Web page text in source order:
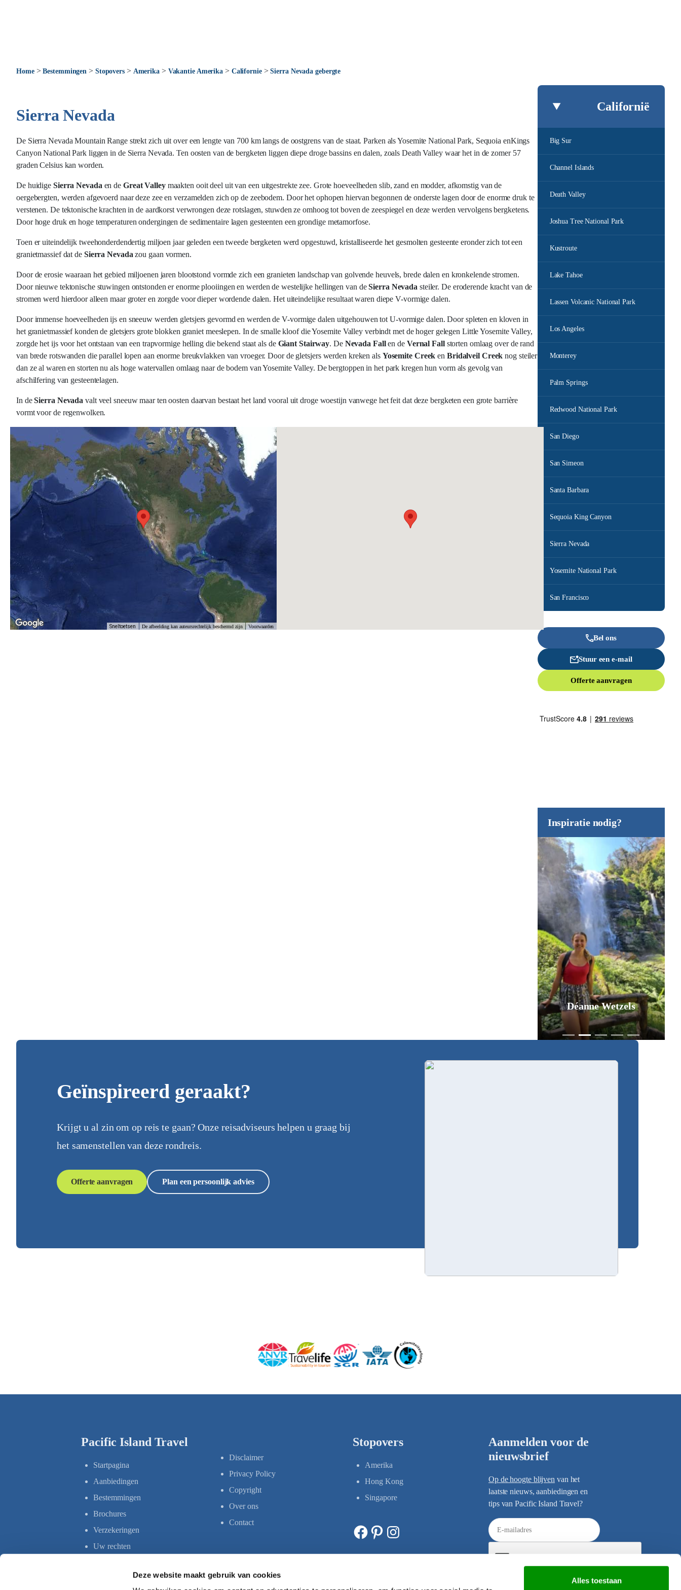
Deze website maakt gebruik van cookies
Alles toestaan
Home>Bestemmingen > Stopovers> Amerika> Vakantie Amerika > Californie>Sierra Nevada gebergte
Californië
Big Sur
Channel Islands
Death Valley
Joshua Tree National Park
Kustroute
Lake Tahoe
Lassen Volcanic National Park
Los Angeles
Monterey
Palm Springs
Redwood National Park
San Diego
San Simeon
Santa Barbara
Sequoia King Canyon
Sierra Nevada
Yosemite National Park
San Francisco
Bel ons
Stuur een e-mail
Offerte aanvragen
Inspiratie nodig?
Déanne Wetzels
Sierra Nevada
De Sierra Nevada Mountain Range strekt zich uit over een lengte van 700 km langs de oostgrens van de staat. Parken als Yosemite National Park, Sequoia enKings
Canyon National Park liggen in de Sierra Nevada. Ten oosten van de bergketen liggen diepe droge bassins en dalen, zoals Death Valley waar het in de zomer 57
graden Celsius kan worden.
De huidige Sierra Nevada en de Great Valleymaakten ooit deel uit van een uitgestrekte zee. Grote hoeveelheden slib, zand en modder, afkomstig van de
oergebergten, werden afgevoerd naar deze zee en verzamelden zich op de zeebodem. Door het ophopen hiervan begonnen de onderste lagen door de enorme druk te
verstenen. De tektonische krachten in de aardkorst verwrongen deze rotslagen, stuwden ze omhoog tot boven de zeespiegel en deze werden vervolgens bergketens.
Door hoge druk en hoge temperaturen ondergingen de sedimentaire lagen gesteenten een grondige metamorfose.
Toen er uiteindelijk tweehonderdendertig miljoen jaar geleden een tweede bergketen werd opgestuwd, kristalliseerde het gesmolten gesteente eronder zich tot een
granietmassief dat deSierra Nevada zou gaan vormen.
Door de erosie waaraan het gebied miljoenen jaren blootstond vormde zich een granieten landschap van golvende heuvels, brede dalen en kronkelende stromen.
Door nieuwe tektonische stuwingen ontstonden er enorme plooiingen en werden de westelijke hellingen van deSierra Nevada steiler. De eroderende kracht van de
stromen werd hierdoor alleen maar groter en zorgde voor dieper wordende dalen. Het uiteindelijke resultaat waren diepe V-vormige dalen.
Door immense hoeveelheden ijs en sneeuw werden gletsjers gevormd en werden de V-vormige dalen uitgehouwen tot U-vormige dalen. Door spleten en kloven in
het granietmassief konden de gletsjers grote blokken graniet meeslepen. In de smalle kloof die Yosemite Valley verbindt met de hoger gelegen Little Yosemite Valley,
zorgde het ijs voor het ontstaan van een trapvormige helling die bekend staat als de Giant Stairway. De Nevada Fallen de Vernal Fallstorten omlaag over de rand
van brede rotswanden die parallel lopen aan enorme breukvlakken van vroeger. Door de gletsjers werden kreken als Yosemite Creek en Bridalveil Creeknog steiler
dan ze al waren en storten nu als hoge watervallen omlaag naar de bodem van Yosemite Valley. De bergtoppen in het park kregen hun vorm als gevolg van
afschilfering van gesteentelagen.
In deSierra Nevada valt veel sneeuw maar ten oosten daarvan bestaat het land vooral uit droge woestijn vanwege het feit dat deze bergketen een grote barrière
vormt voor de regenwolken.
Sneltoetsen De afbeelding kan auteursrechtelijk beschermd zijn Voorwaarden
Geïnspireerd geraakt?
Krijgt u al zin om op reis te gaan? Onze reisadviseurs helpen u graag bij
het samenstellen van deze rondreis.
Offerte aanvragen Plan een persoonlijk advies
Pacific Island Travel
Startpagina
Aanbiedingen
Bestemmingen
Brochures
Verzekeringen
Uw rechten
Disclaimer
Privacy Policy
Copyright
Over ons
Contact
Stopovers
Amerika
Hong Kong
Singapore
Facebook Pinterest Instagram
Aanmelden voor de
nieuwsbrief
Op de hoogte blijven van het
laatste nieuws, aanbiedingen en
tips van Pacific Island Travel?
E
-